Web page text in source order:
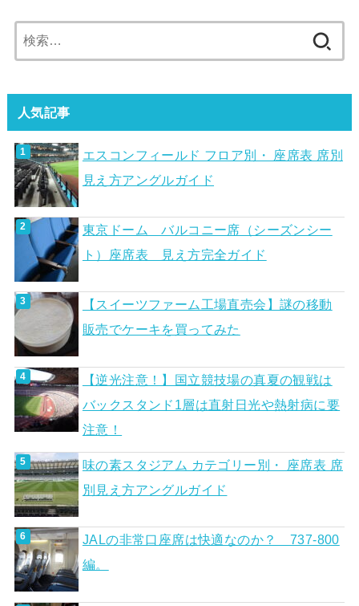
索:
人気記事
エスコンフィールド フロア別・ 座席表 席別
見え方アングルガイド
東京ドーム バルコニー席（シーズンシー
ト）座席表 見え方完全ガイド
【スイーツファーム工場直売会】謎の移動
販売でケーキを買ってみた
【逆光注意！】国立競技場の真夏の観戦は
バックスタンド1層は直射日光や熱射病に要
注意！
味の素スタジアム カテゴリー別・ 座席表 席
別見え方アングルガイド
JALの非常口座席は快適なのか？ 737-800
編。